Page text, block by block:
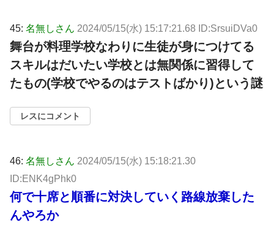
45: 名無しさん 2024/05/15(水) 15:17:21.68 ID:SrsuiDVa0
舞台が料理学校なわりに生徒が身につけてる
スキルはだいたい学校とは無関係に習得して
たもの(学校でやるのはテストばかり)という謎
レスにコメント
46: 名無しさん 2024/05/15(水) 15:18:21.30
ID:ENK4gPhk0
何で十席と順番に対決していく路線放棄した
んやろか